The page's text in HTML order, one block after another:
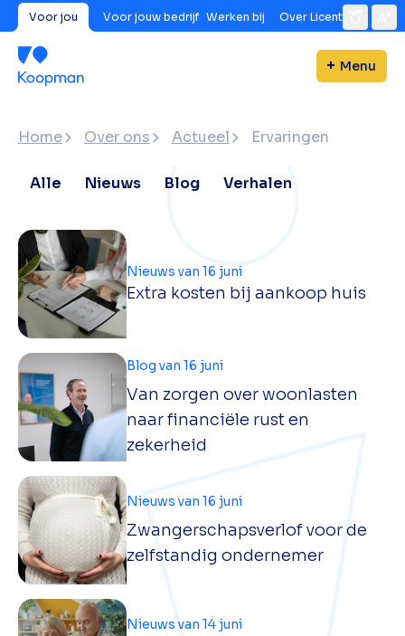
Voor jou Voor jouw bedrijf Werken bij Over Licent
Menu
Home Over ons Actueel Ervaringen
Alle Nieuws Blog Verhalen
Extra kosten bij aankoop huis
Nieuws van 16 juni
Van zorgen over woonlasten
naar financiële rust en
zekerheid
Blog van 16 juni
Zwangerschapsverlof voor de
zelfstandig ondernemer
Nieuws van 16 juni
Nieuws van 14 juni